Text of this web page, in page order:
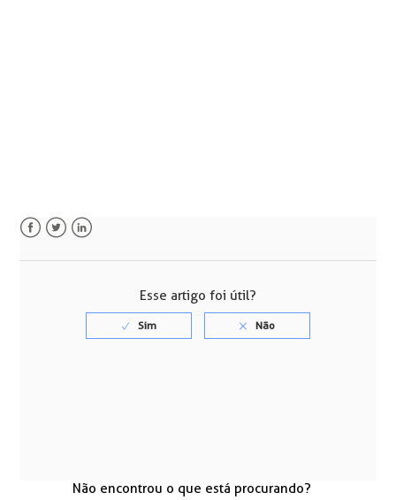
Esse artigo foi útil?
Não encontrou o que está procurando?